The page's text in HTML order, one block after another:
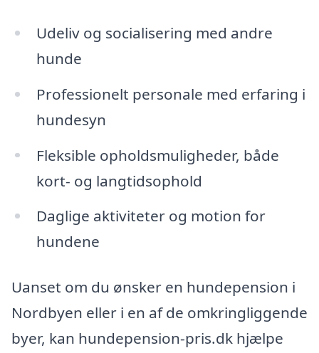
Udeliv og socialisering med andre
hunde
Professionelt personale med erfaring i
hundesyn
Fleksible opholdsmuligheder, både
kort- og langtidsophold
Daglige aktiviteter og motion for
hundene
Uanset om du ønsker en hundepension i
Nordbyen eller i en af de omkringliggende
byer, kan hundepension-pris.dk hjælpe